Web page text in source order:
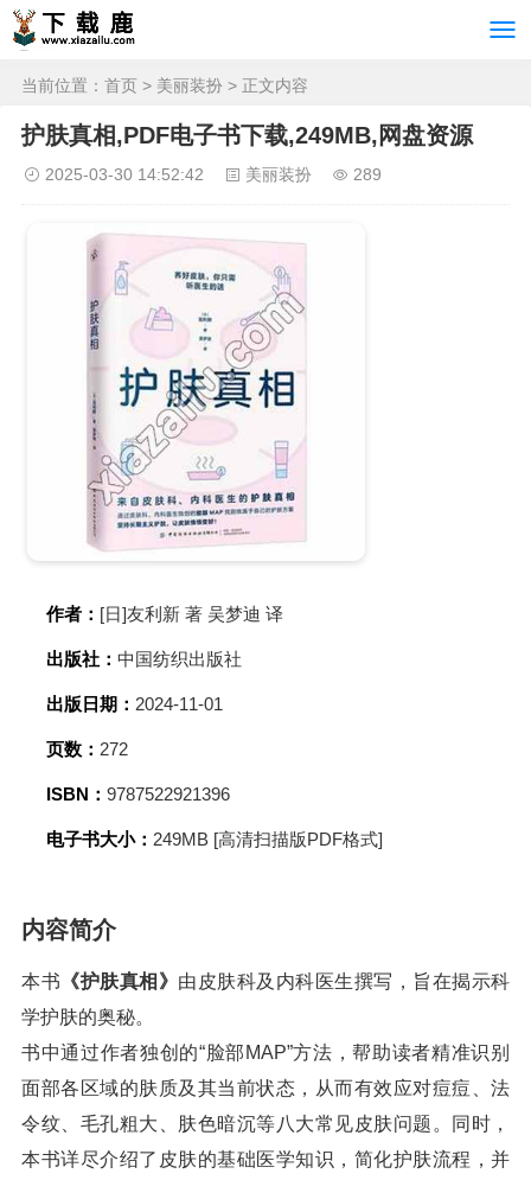
当前位置： 首页 > 美丽装扮 > 正文内容
护肤真相,PDF电子书下载,249MB,网盘资源
2025-03-30 14:52:42 美丽装扮 289
作者： [日]友利新 著 吴梦迪 译
出版社： 中国纺织出版社
出版日期： 2024-11-01
页数： 272
ISBN： 9787522921396
电子书大小： 249MB [高清扫描版PDF格式]
内容简介
本书 《护肤真相》 由皮肤科及内科医生撰写，旨在揭示科
学护肤的奥秘。
书中通过作者独创的“脸部MAP”方法，帮助读者精准识别
面部各区域的肤质及其当前状态，从而有效应对痘痘、法
令纹、毛孔粗大、肤色暗沉等八大常见皮肤问题。同时，
本书详尽介绍了皮肤的基础医学知识，简化护肤流程，并